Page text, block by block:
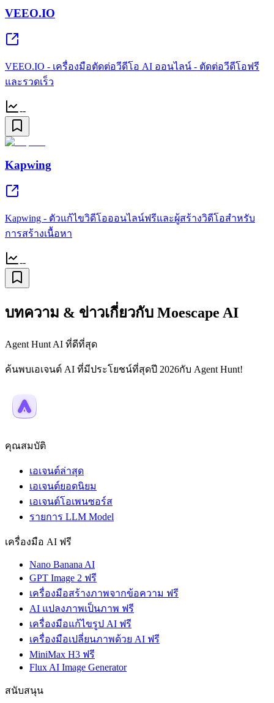
VEEO.IO
VEEO.IO - เครื่องมือตัดต่อวีดีโอ AI ออนไลน์ - ตัดต่อวีดีโอฟรี
และรวดเร็ว
--
Kapwing
Kapwing - ตัวแก้ไขวิดีโอออนไลน์ฟรีและผู้สร้างวิดีโอสำหรับ
การสร้างเนื้อหา
--
บทความ & ข่าวเกี่ยวกับ Moescape AI
Agent Hunt AI ที่ดีที่สุด
ค้นพบเอเจนต์ AI ที่มีประโยชน์ที่สุดปี 2026กับ Agent Hunt!
คุณสมบัติ
เอเจนต์ล่าสุด
เอเจนต์ยอดนิยม
เอเจนต์โอเพนซอร์ส
รายการ LLM Model
เครื่องมือ AI ฟรี
Nano Banana AI
GPT Image 2 ฟรี
เครื่องมือสร้างภาพจากข้อความ ฟรี
AI แปลงภาพเป็นภาพ ฟรี
เครื่องมือแก้ไขรูป AI ฟรี
เครื่องมือเปลี่ยนภาพด้วย AI ฟรี
MiniMax H3 ฟรี
Flux AI Image Generator
สนับสนุน